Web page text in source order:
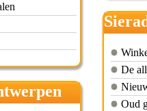
De
Oud